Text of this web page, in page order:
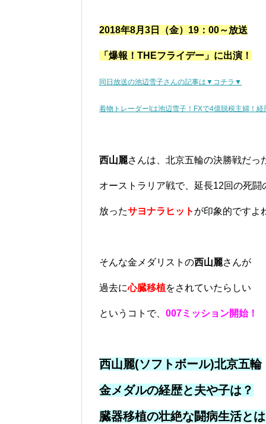
2018年8月3日（金）19：00～放送
「爆報！THEフライデー」に出演！
同日放送の池辺雪子さんの記事は▼コチラ▼
着物トレーダーIは池辺雪子！FXで4億脱税主婦！
西山麗さんは、北京五輪の決勝戦だっ
オーストラリア戦で、延長12回の死闘
放ったサヨナラヒット が印象的ですよ
そんな金メダリストの西山麗さんが
過去に心臓移植をされていたらしい
というコトで、 007ミッション開始！
西山麗(ソフトボール)北京五輪
金メダルの経歴と夫や子は？
臓器移植の壮絶な闘病生活と